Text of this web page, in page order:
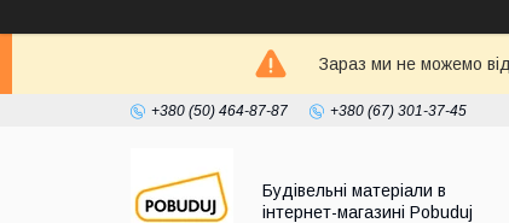
Зараз ми не можемо
+380 (50) 464-87-87 +380 (67) 301-37-45
Будівельні матеріали в
інтернет-магазині Pobuduj